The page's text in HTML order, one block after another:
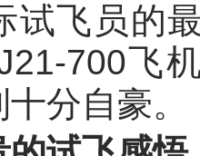
试飞员的
700飞
分自豪。